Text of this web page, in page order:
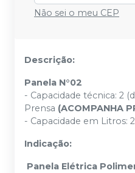
Não sei o meu CEP
Descrição:
Panela N°02
- Capacidade técnica: 2
Prensa (ACOMPANHA
- Capacidade em Litros:
Indicação:
Panela Elétrica